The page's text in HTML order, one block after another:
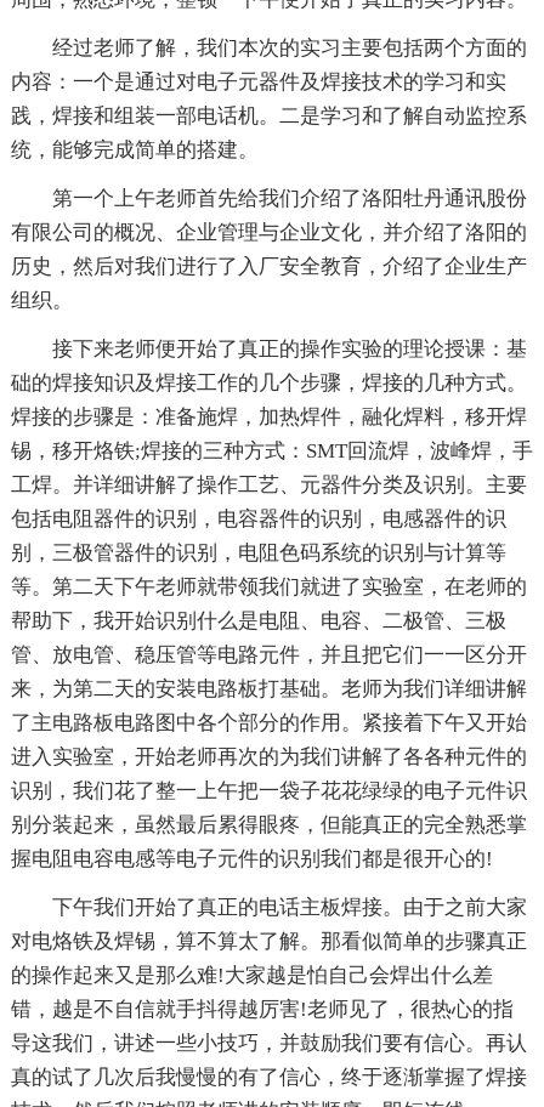
经过老师了解，我们本次的实习主要包括两个方面的
内容：一个是通过对电子元器件及焊接技术的学习和实
践，焊接和组装一部电话机。二是学习和了解自动监控系
统，能够完成简单的搭建。
第一个上午老师首先给我们介绍了洛阳牡丹通讯股份
有限公司的概况、企业管理与企业文化，并介绍了洛阳的
历史，然后对我们进行了入厂安全教育，介绍了企业生产
组织。
接下来老师便开始了真正的操作实验的理论授课：基
础的焊接知识及焊接工作的几个步骤，焊接的几种方式。
焊接的步骤是：准备施焊，加热焊件，融化焊料，移开焊
锡，移开烙铁;焊接的三种方式：SMT回流焊，波峰焊，手
工焊。并详细讲解了操作工艺、元器件分类及识别。主要
包括电阻器件的识别，电容器件的识别，电感器件的识
别，三极管器件的识别，电阻色码系统的识别与计算等
等。第二天下午老师就带领我们就进了实验室，在老师的
帮助下，我开始识别什么是电阻、电容、二极管、三极
管、放电管、稳压管等电路元件，并且把它们一一区分开
来，为第二天的安装电路板打基础。老师为我们详细讲解
了主电路板电路图中各个部分的作用。紧接着下午又开始
进入实验室，开始老师再次的为我们讲解了各各种元件的
识别，我们花了整一上午把一袋子花花绿绿的电子元件识
别分装起来，虽然最后累得眼疼，但能真正的完全熟悉掌
握电阻电容电感等电子元件的识别我们都是很开心的!
下午我们开始了真正的电话主板焊接。由于之前大家
对电烙铁及焊锡，算不算太了解。那看似简单的步骤真正
的操作起来又是那么难!大家越是怕自己会焊出什么差
错，越是不自信就手抖得越厉害!老师见了，很热心的指
导这我们，讲述一些小技巧，并鼓励我们要有信心。再认
真的试了几次后我慢慢的有了信心，终于逐渐掌握了焊接